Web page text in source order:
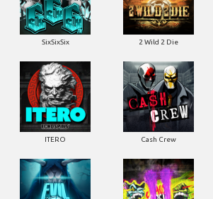
SixSixSix 2 Wild 2 Die
ITERO Cash Crew